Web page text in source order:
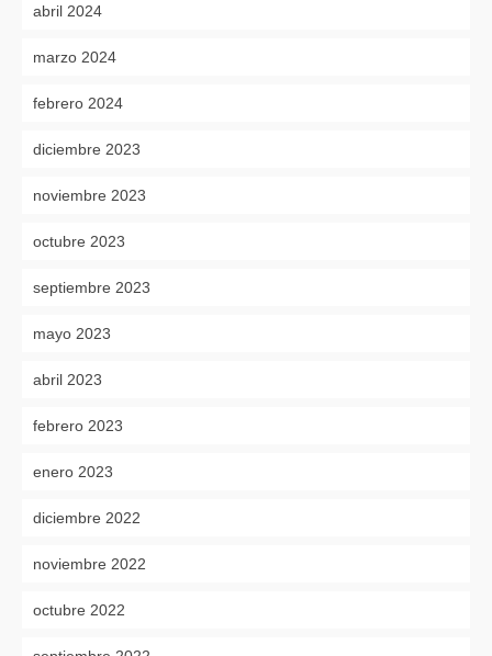
abril 2024
marzo 2024
febrero 2024
diciembre 2023
noviembre 2023
octubre 2023
septiembre 2023
mayo 2023
abril 2023
febrero 2023
enero 2023
diciembre 2022
noviembre 2022
octubre 2022